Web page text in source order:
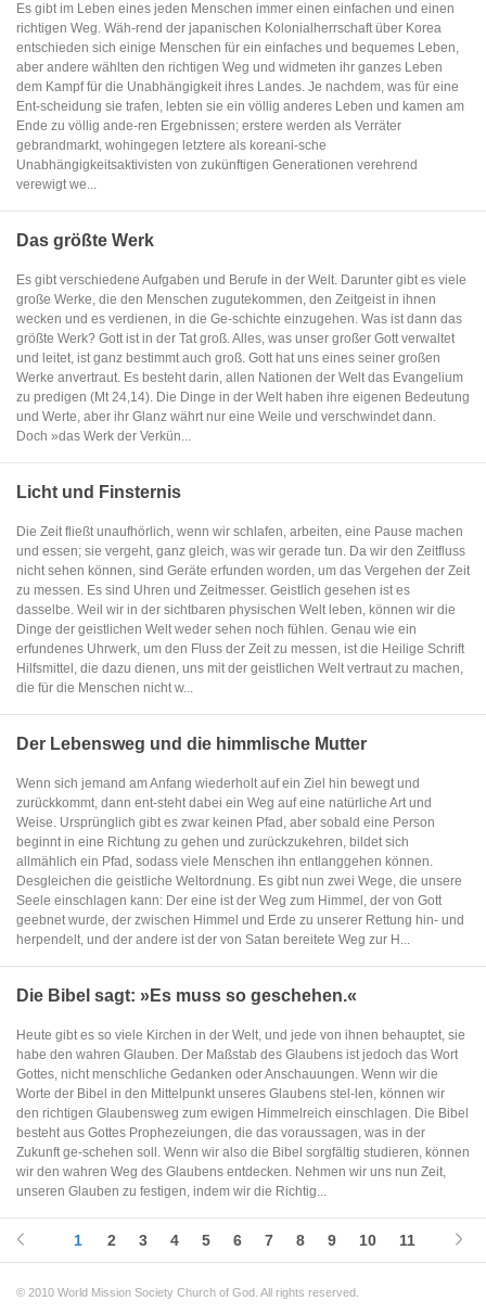
Es gibt im Leben eines jeden Menschen immer einen einfachen und einen
richtigen Weg. Wäh-rend der japanischen Kolonialherrschaft über Korea
entschieden sich einige Menschen für ein einfaches und bequemes Leben,
aber andere wählten den richtigen Weg und widmeten ihr ganzes Leben
dem Kampf für die Unabhängigkeit ihres Landes. Je nachdem, was für eine
Ent-scheidung sie trafen, lebten sie ein völlig anderes Leben und kamen am
Ende zu völlig ande-ren Ergebnissen; erstere werden als Verräter
gebrandmarkt, wohingegen letztere als koreani-sche
Unabhängigkeitsaktivisten von zukünftigen Generationen verehrend
verewigt we...
Das größte Werk
Es gibt verschiedene Aufgaben und Berufe in der Welt. Darunter gibt es viele
große Werke, die den Menschen zugutekommen, den Zeitgeist in ihnen
wecken und es verdienen, in die Ge-schichte einzugehen. Was ist dann das
größte Werk? Gott ist in der Tat groß. Alles, was unser großer Gott verwaltet
und leitet, ist ganz bestimmt auch groß. Gott hat uns eines seiner großen
Werke anvertraut. Es besteht darin, allen Nationen der Welt das Evangelium
zu predigen (Mt 24,14). Die Dinge in der Welt haben ihre eigenen Bedeutung
und Werte, aber ihr Glanz währt nur eine Weile und verschwindet dann.
Doch »das Werk der Verkün...
Licht und Finsternis
Die Zeit fließt unaufhörlich, wenn wir schlafen, arbeiten, eine Pause machen
und essen; sie vergeht, ganz gleich, was wir gerade tun. Da wir den Zeitfluss
nicht sehen können, sind Geräte erfunden worden, um das Vergehen der Zeit
zu messen. Es sind Uhren und Zeitmesser. Geistlich gesehen ist es
dasselbe. Weil wir in der sichtbaren physischen Welt leben, können wir die
Dinge der geistlichen Welt weder sehen noch fühlen. Genau wie ein
erfundenes Uhrwerk, um den Fluss der Zeit zu messen, ist die Heilige Schrift
Hilfsmittel, die dazu dienen, uns mit der geistlichen Welt vertraut zu machen,
die für die Menschen nicht w...
Der Lebensweg und die himmlische Mutter
Wenn sich jemand am Anfang wiederholt auf ein Ziel hin bewegt und
zurückkommt, dann ent-steht dabei ein Weg auf eine natürliche Art und
Weise. Ursprünglich gibt es zwar keinen Pfad, aber sobald eine Person
beginnt in eine Richtung zu gehen und zurückzukehren, bildet sich
allmählich ein Pfad, sodass viele Menschen ihn entlanggehen können.
Desgleichen die geistliche Weltordnung. Es gibt nun zwei Wege, die unsere
Seele einschlagen kann: Der eine ist der Weg zum Himmel, der von Gott
geebnet wurde, der zwischen Himmel und Erde zu unserer Rettung hin- und
herpendelt, und der andere ist der von Satan bereitete Weg zur H...
Die Bibel sagt: »Es muss so geschehen.«
Heute gibt es so viele Kirchen in der Welt, und jede von ihnen behauptet, sie
habe den wahren Glauben. Der Maßstab des Glaubens ist jedoch das Wort
Gottes, nicht menschliche Gedanken oder Anschauungen. Wenn wir die
Worte der Bibel in den Mittelpunkt unseres Glaubens stel-len, können wir
den richtigen Glaubensweg zum ewigen Himmelreich einschlagen. Die Bibel
besteht aus Gottes Prophezeiungen, die das voraussagen, was in der
Zukunft ge-schehen soll. Wenn wir also die Bibel sorgfältig studieren, können
wir den wahren Weg des Glaubens entdecken. Nehmen wir uns nun Zeit,
unseren Glauben zu festigen, indem wir die Richtig...
1 2 3 4 5 6 7 8 9 10 11
© 2010 World Mission Society Church of God. All rights reserved.